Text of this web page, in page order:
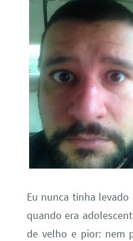
Eu nunca tinha
quando era
de velho e pior: nem